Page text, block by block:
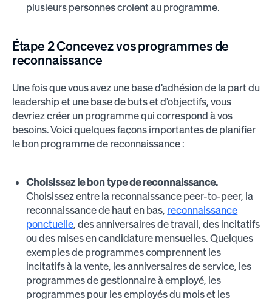
plusieurs personnes croient au programme.
Étape 2Concevez vos programmes de
reconnaissance
Une fois que vous avez une base d'adhésion de la part du
leadership et une base de buts et d'objectifs, vous
devriez créer un programme qui correspond à vos
besoins. Voici quelques façons importantes de planifier
le bon programme de reconnaissance :
Choisissez le bon type de reconnaissance.
Choisissez entre la reconnaissance peer-to-peer, la
reconnaissance de haut en bas, reconnaissance
ponctuelle, des anniversaires de travail, des incitatifs
ou des mises en candidature mensuelles. Quelques
exemples de programmes comprennent les
incitatifs à la vente, les anniversaires de service, les
programmes de gestionnaire à employé, les
programmes pour les employés du mois et les